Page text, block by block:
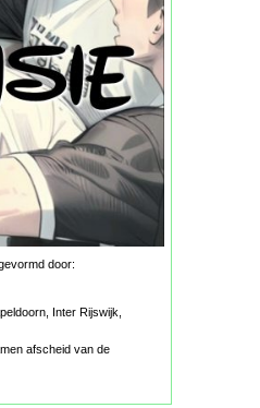
door:
Inter Rijswijk,
afscheid van de